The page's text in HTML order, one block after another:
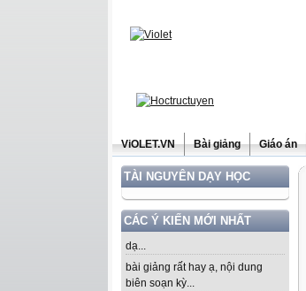
ViOLET.VN Bài giảng Giáo án
TÀI NGUYÊN DẠY HỌC
CÁC Ý KIẾN MỚI NHẤT
dạ...
bài giảng rất hay ạ, nội dung
biên soạn kỳ...